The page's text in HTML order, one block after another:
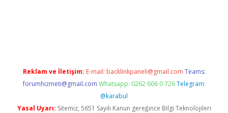
Reklam ve İletişim: E-mail: backlinkpaneli@gmail.com Teams:
forumhizmeti@gmail.com Whatsapp: 0262 606 0 726 Telegram:
@karabul
Yasal Uyarı: Sitemiz, 5651 Sayılı Kanun gereğince Bilgi Teknolojileri